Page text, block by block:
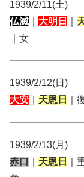
1939/2/11(土)
仏滅
大明日
｜女
1939/2/12(日)
大安
天恩日 ｜
1939/2/13(月)
赤口
天恩日 ｜